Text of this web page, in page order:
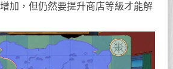
加，但仍然要提升商店等級才能解